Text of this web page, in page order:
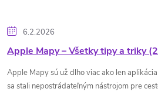
6.2.2026
Apple Mapy – Všetky tipy a triky
Apple Mapy sú už dlho viac ako len
sa stali nepostrádateľným nástrojom pre